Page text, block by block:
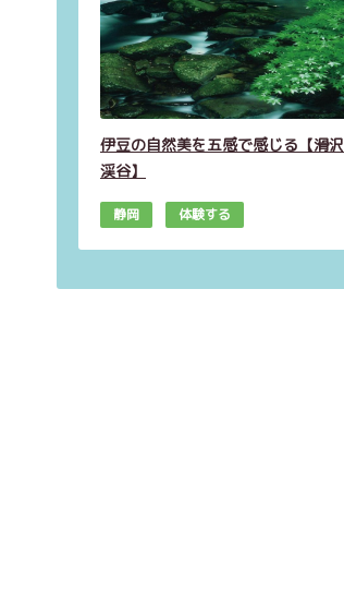
伊豆の自然美を五感で感じる【滑沢
渓谷】
静岡 体験する